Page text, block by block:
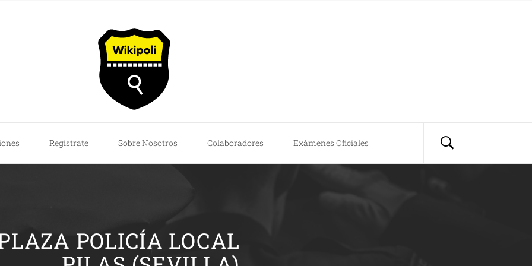
Regístrate Sobre Nosotros Colaboradores Exámenes Oficiales
POLICÍA LOCAL